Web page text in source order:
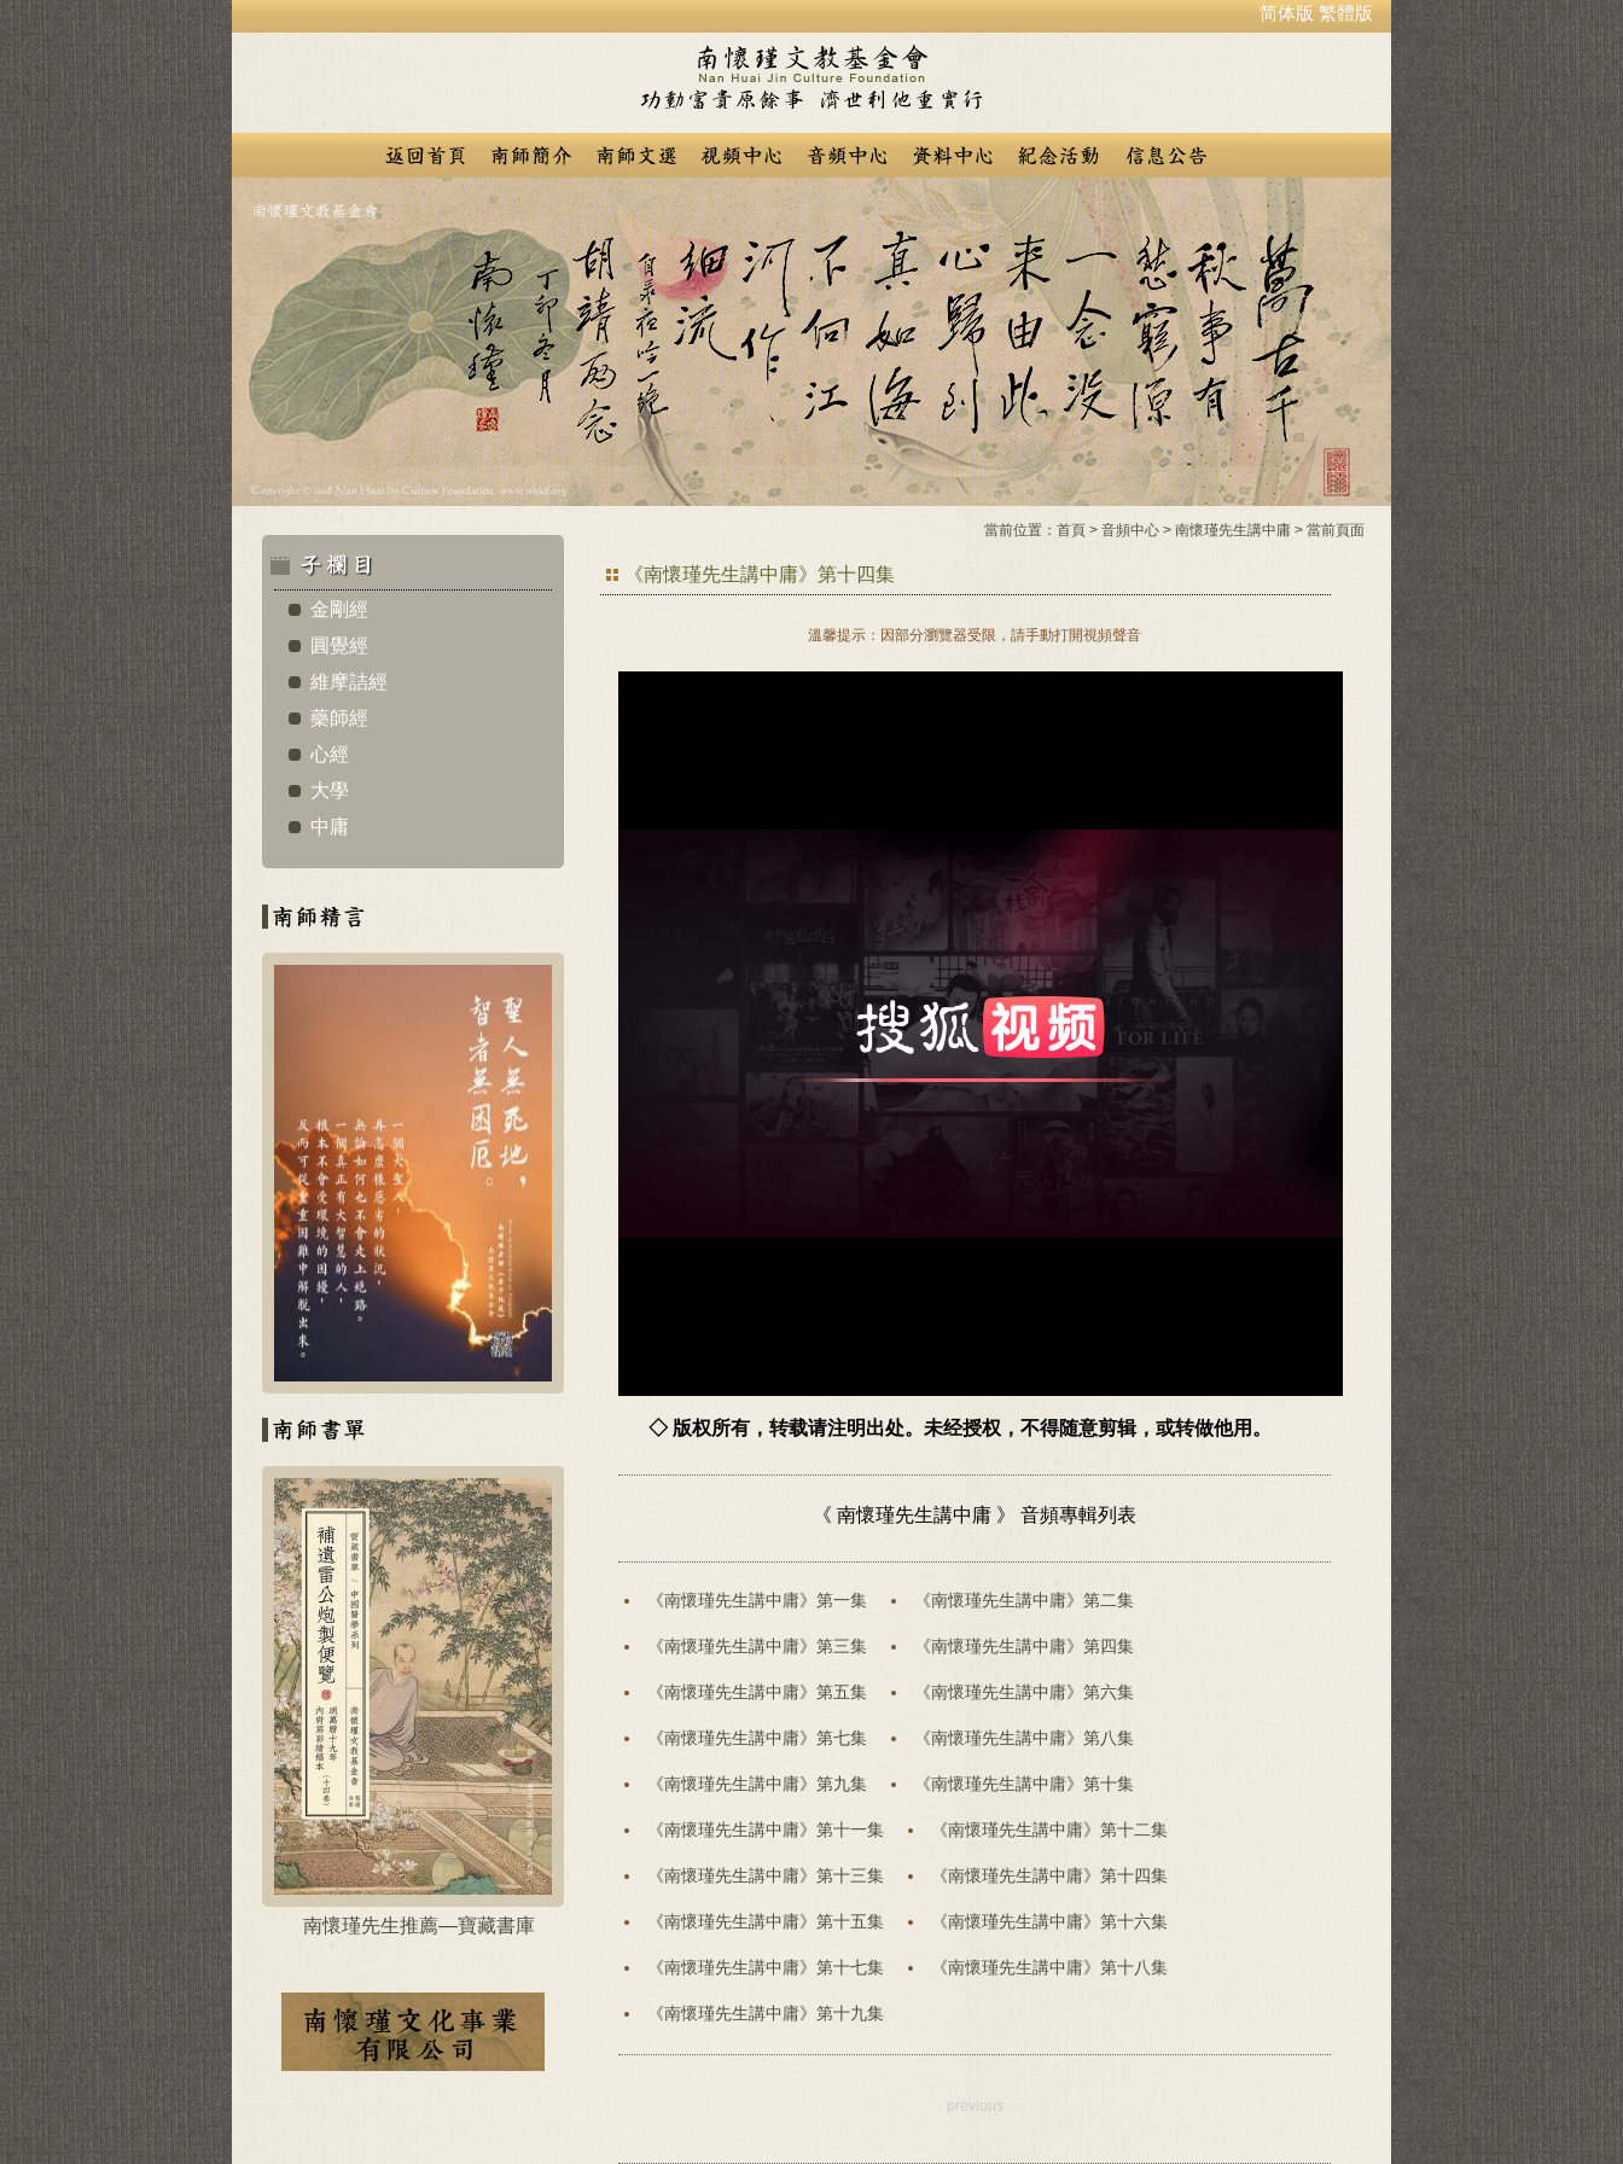
简体版 繁體版
金剛經
圓覺經
維摩詰經
藥師經
心經
大學
中庸
南懷瑾先生推薦—寶藏書庫
當前位置： 首頁 > 音頻中心 > 南懷瑾先生講中庸 > 當前頁面
《南懷瑾先生講中庸》第十四集
溫馨提示：因部分瀏覽器受限，請手動打開視頻聲音
◇ 版权所有，转载请注明出处。未经授权，不得随意剪辑，或转做他用。
《 南懷瑾先生講中庸 》 音頻專輯列表
《南懷瑾先生講中庸》第一集 《南懷瑾先生講中庸》第二集
《南懷瑾先生講中庸》第三集 《南懷瑾先生講中庸》第四集
《南懷瑾先生講中庸》第五集 《南懷瑾先生講中庸》第六集
《南懷瑾先生講中庸》第七集 《南懷瑾先生講中庸》第八集
《南懷瑾先生講中庸》第九集 《南懷瑾先生講中庸》第十集
《南懷瑾先生講中庸》第十一集 《南懷瑾先生講中庸》第十二集
《南懷瑾先生講中庸》第十三集 《南懷瑾先生講中庸》第十四集
《南懷瑾先生講中庸》第十五集 《南懷瑾先生講中庸》第十六集
《南懷瑾先生講中庸》第十七集 《南懷瑾先生講中庸》第十八集
《南懷瑾先生講中庸》第十九集
previous